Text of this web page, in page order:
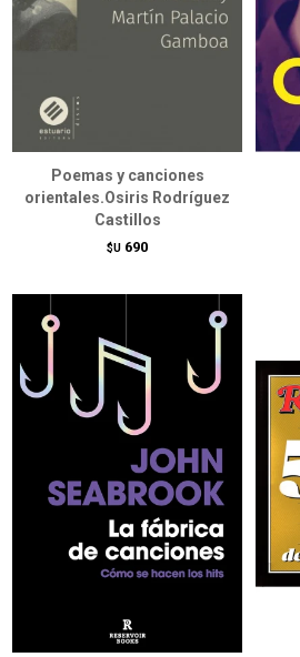
Poemas y canciones
orientales.Osiris Rodríguez
Castillos
$U 690